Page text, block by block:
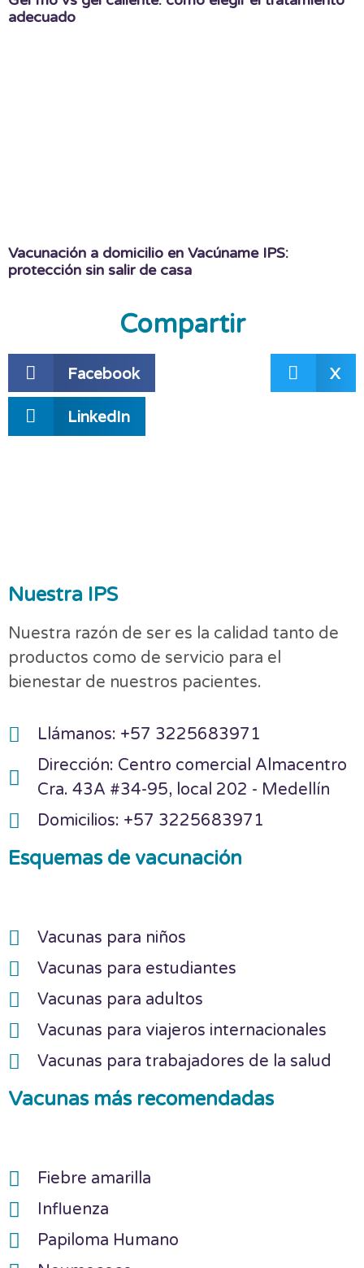
adecuado
Vacunación a domicilio en Vacúname IPS:
protección sin salir de casa
Compartir
Facebook X
LinkedIn
Nuestra IPS
Nuestra razón de ser es la calidad tanto de
productos como de servicio para el
bienestar de nuestros pacientes.
Llámanos: +57 3225683971
Dirección: Centro comercial Almacentro
Cra. 43A #34-95, local 202 - Medellín
Domicilios: +57 3225683971
Esquemas de vacunación
Vacunas para niños
Vacunas para estudiantes
Vacunas para adultos
Vacunas para viajeros internacionales
Vacunas para trabajadores de la salud
Vacunas más recomendadas
Fiebre amarilla
Influenza
Papiloma Humano